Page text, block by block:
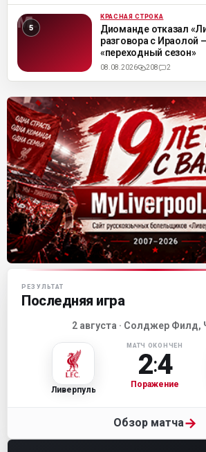
ML КРАСНАЯ СТРОКА
Диоманде отказал
разговора с Ираолой
«переходный сезон»
08.08.2026 208 2
Матч-центр «Ливерпуля»
РЕЗУЛЬТАТ
Последняя игра
2 августа · Солджер Филд,
Ливерпуль
МАТЧ ОКОНЧЕН
2:4
Поражение
Обзор матча→